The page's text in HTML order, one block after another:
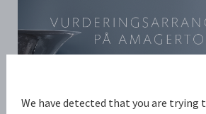
We have detected that you are trying